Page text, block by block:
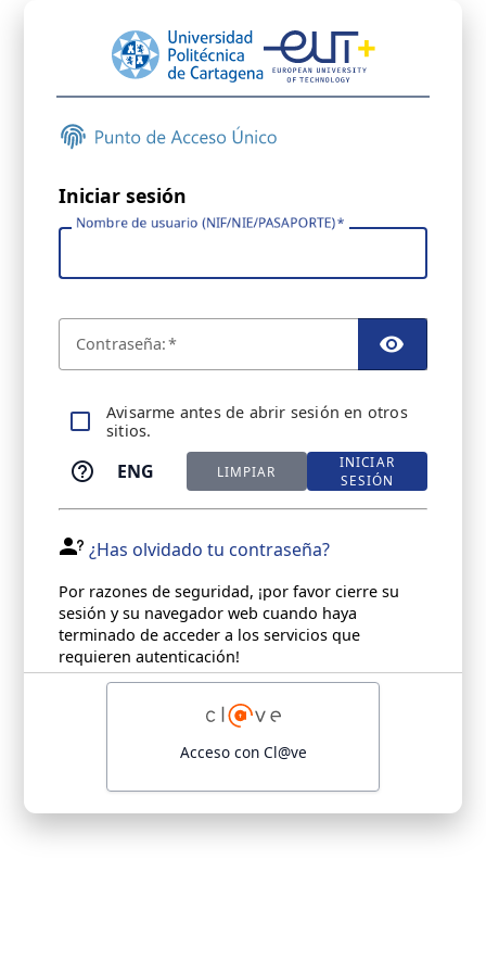
Iniciar sesión
Nombre de usuario (NIF/NIE/PASAPORTE)
Contraseña:
Avisarme antes de abrir sesión en otros
sitios.
ENG LIMPIAR
INICIAR
SESIÓN
¿Has olvidado tu contraseña?
Por razones de seguridad, ¡por favor cierre su
sesión y su navegador web cuando haya
terminado de acceder a los servicios que
requieren autenticación!